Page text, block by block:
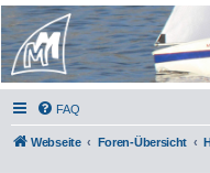
Micro Magic Forum
Deutschland
FAQ
Webseite Foren-Übersicht